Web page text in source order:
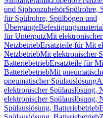
und SiphonzubehörSpülrohre,
für Spülrohre, Spülbögen und
ÜbergängeBefestigungsmaterial
für UnterputzMit
NetzbetriebErsatzteile für Mit
NetzbetriebMit elektronischer
BatteriebetriebErsatzteile für
BatteriebetriebMit
pneumatischer Spülauslösung
elektronischer Spülauslösung,
elektronischer Spülauslösung,
Spülauslösung, Batteriebetrieb